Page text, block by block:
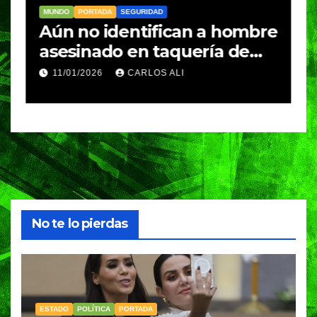
MUNDO PORTADA SEGURIDAD
Aún no identifican a hombre
asesinado en taquería de
Amozoc
11/01/2026 CARLOS ALI
No te lo pierdas
ESTADO POLÍTICA PORTADA